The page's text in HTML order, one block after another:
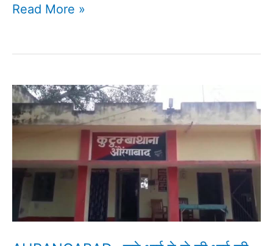
Read More »
AURANGABAD-
सगे
ली
भाई